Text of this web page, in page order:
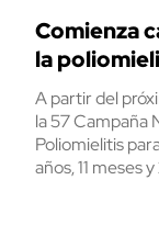
Comienza
la
A partir del
la 57 Campaña
Poliomielitis
años, 11 meses